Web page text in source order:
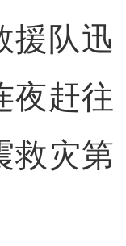
援队迅
夜赶往
救灾第